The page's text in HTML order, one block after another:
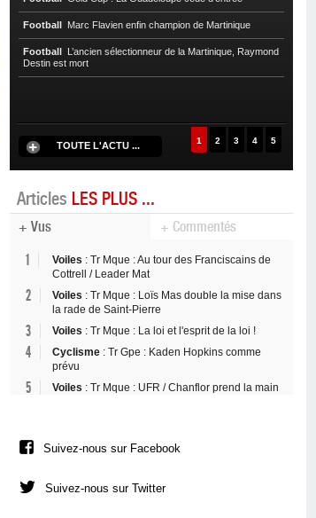
Football Marc Flavien enfin champion de Martinique
Football L’ancien sélectionneur de la Martinique, Raymond
Destin est mort
TOUTE L'ACTU ... 1 2 3 4 5
Articles LES PLUS ...
+ Vus + Commentés
1 Voiles : Tr Mque : Au tour des Franciscains de
Cottrell / Leader Mat
2 Voiles : Tr Mque : Loïs Mas double la mise dans
la rade de Saint-Pierre
3 Voiles : Tr Mque : La loi et l'esprit de la loi !
4 Cyclisme : Tr Gpe : Kaden Hopkins comme
prévu
5 Voiles : Tr Mque : UFR / Chanflor prend la main
Suivez-nous sur Facebook
Suivez-nous sur Twitter